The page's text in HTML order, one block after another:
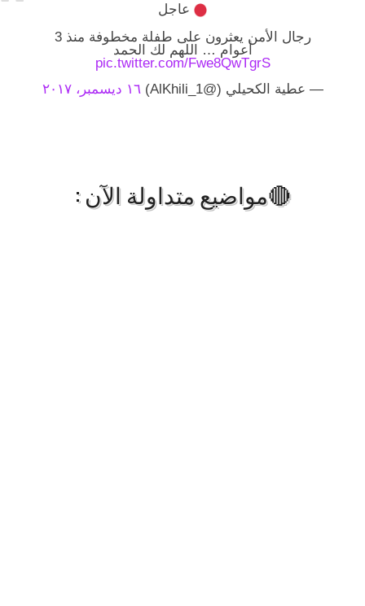
عاجل
رجال الأمن يعثرون على طفلة مخطوفة منذ 3
أعوام … اللهم لك الحمد
pic.twitter.com/Fwe8QwTgrS
— عطية الكحيلي (@AlKhili_1)
١٦ ديسمبر، ٢٠١٧
🔴مواضيع متداولة الآن :